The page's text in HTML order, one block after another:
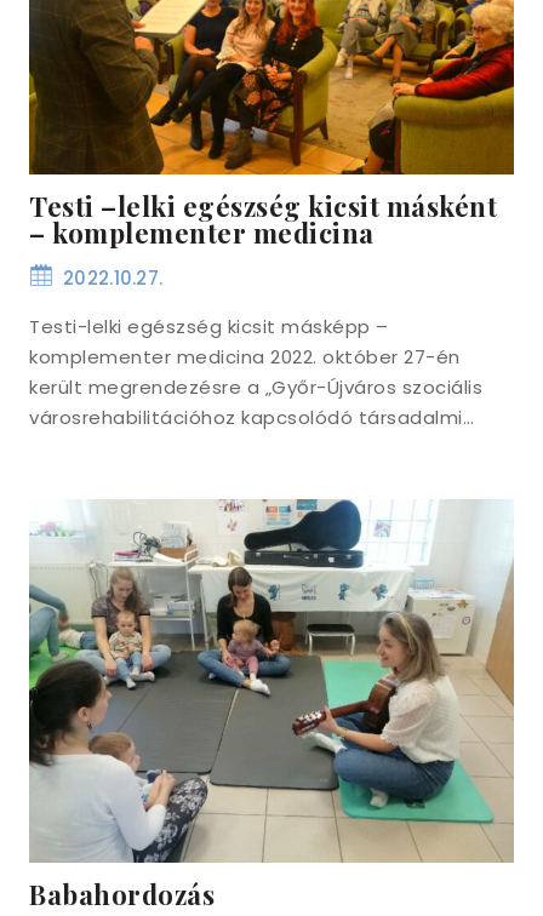
Testi –lelki egészség kicsit másként
– komplementer medicina
2022.10.27.
Testi-lelki egészség kicsit másképp –
komplementer medicina 2022. október 27-én
került megrendezésre a „Győr-Újváros szociális
városrehabilitációhoz kapcsolódó társadalmi…
Babahordozás